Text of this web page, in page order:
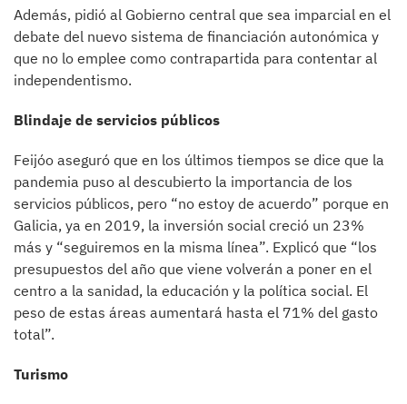
Además, pidió al Gobierno central que sea imparcial en el
debate del nuevo sistema de financiación autonómica y
que no lo emplee como contrapartida para contentar al
independentismo.
Blindaje de servicios públicos
Feijóo aseguró que en los últimos tiempos se dice que la
pandemia puso al descubierto la importancia de los
servicios públicos, pero “no estoy de acuerdo” porque en
Galicia, ya en 2019, la inversión social creció un 23%
más y “seguiremos en la misma línea”. Explicó que “los
presupuestos del año que viene volverán a poner en el
centro a la sanidad, la educación y la política social. El
peso de estas áreas aumentará hasta el 71% del gasto
total”.
Turismo